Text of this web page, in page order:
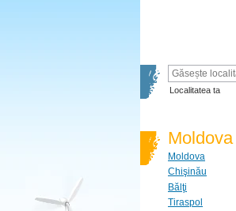
Localitatea ta
Moldova
Moldova
Chişinău
Bălţi
Tiraspol